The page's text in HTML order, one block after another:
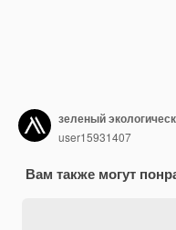
зеленый
user15931407
Вам также могут